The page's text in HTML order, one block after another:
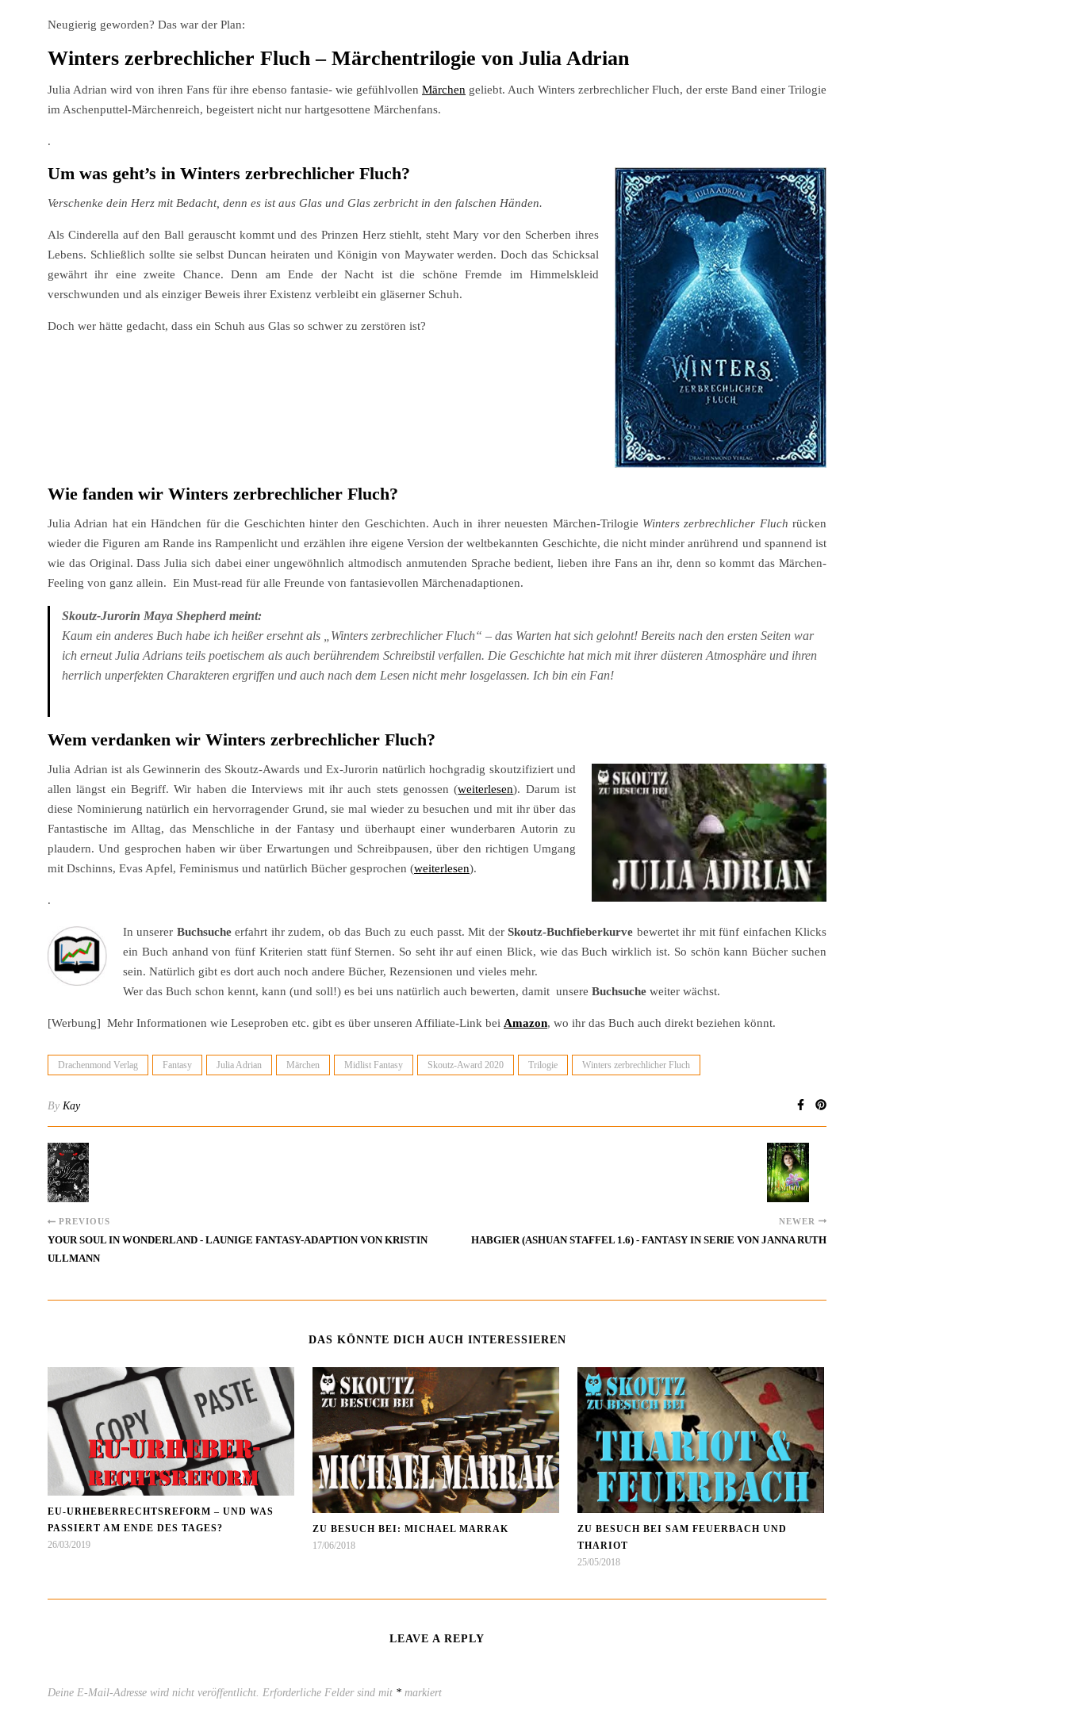
Neugierig geworden? Das war der Plan:
Winters zerbrechlicher Fluch – Märchentrilogie von Julia Adrian
Julia Adrian wird von ihren Fans für ihre ebenso fantasie- wie gefühlvollen Märchen geliebt. Auch Winters zerbrechlicher Fluch, der erste Band einer Trilogie
im Aschenputtel-Märchenreich, begeistert nicht nur hartgesottene Märchenfans.
.
Um was geht’s in Winters zerbrechlicher Fluch?
Verschenke dein Herz mit Bedacht, denn es ist aus Glas und Glas zerbricht in den falschen Händen.
Als Cinderella auf den Ball gerauscht kommt und des Prinzen Herz stiehlt, steht Mary vor den Scherben ihres
Lebens. Schließlich sollte sie selbst Duncan heiraten und Königin von Maywater werden. Doch das Schicksal
gewährt ihr eine zweite Chance. Denn am Ende der Nacht ist die schöne Fremde im Himmelskleid
verschwunden und als einziger Beweis ihrer Existenz verbleibt ein gläserner Schuh.
Doch wer hätte gedacht, dass ein Schuh aus Glas so schwer zu zerstören ist?
Wie fanden wir Winters zerbrechlicher Fluch?
Julia Adrian hat ein Händchen für die Geschichten hinter den Geschichten. Auch in ihrer neuesten Märchen-Trilogie Winters zerbrechlicher Fluch rücken
wieder die Figuren am Rande ins Rampenlicht und erzählen ihre eigene Version der weltbekannten Geschichte, die nicht minder anrührend und spannend ist
wie das Original. Dass Julia sich dabei einer ungewöhnlich altmodisch anmutenden Sprache bedient, lieben ihre Fans an ihr, denn so kommt das Märchen-
Feeling von ganz allein. Ein Must-read für alle Freunde von fantasievollen Märchenadaptionen.
Skoutz-Jurorin Maya Shepherd meint:
Kaum ein anderes Buch habe ich heißer ersehnt als „Winters zerbrechlicher Fluch“ – das Warten hat sich gelohnt! Bereits nach den ersten Seiten war
ich erneut Julia Adrians teils poetischem als auch berührendem Schreibstil verfallen. Die Geschichte hat mich mit ihrer düsteren Atmosphäre und ihren
herrlich unperfekten Charakteren ergriffen und auch nach dem Lesen nicht mehr losgelassen. Ich bin ein Fan!
Wem verdanken wir Winters zerbrechlicher Fluch?
Julia Adrian ist als Gewinnerin des Skoutz-Awards und Ex-Jurorin natürlich hochgradig skoutzifiziert und
allen längst ein Begriff. Wir haben die Interviews mit ihr auch stets genossen (weiterlesen). Darum ist
diese Nominierung natürlich ein hervorragender Grund, sie mal wieder zu besuchen und mit ihr über das
Fantastische im Alltag, das Menschliche in der Fantasy und überhaupt einer wunderbaren Autorin zu
plaudern. Und gesprochen haben wir über Erwartungen und Schreibpausen, über den richtigen Umgang
mit Dschinns, Evas Apfel, Feminismus und natürlich Bücher gesprochen (weiterlesen).
.
In unserer Buchsucheerfahrt ihr zudem, ob das Buch zu euch passt. Mit derSkoutz-Buchfieberkurve bewertet ihr mit fünf einfachen Klicks
ein Buch anhand von fünf Kriterien statt fünf Sternen. So seht ihr auf einen Blick, wie das Buch wirklich ist. So schön kann Bücher suchen
sein. Natürlich gibt es dort auch noch andere Bücher, Rezensionen und vieles mehr.
Wer das Buch schon kennt, kann (und soll!) es bei uns natürlich auch bewerten, damit unsere Buchsuche weiter wächst.
[Werbung] Mehr Informationen wie Leseproben etc. gibt es über unseren Affiliate-Link bei Amazon, wo ihr das Buch auch direkt beziehen könnt.
Drachenmond Verlag Fantasy Julia Adrian Märchen Midlist Fantasy Skoutz-Award 2020 Trilogie Winters zerbrechlicher Fluch
By Kay
PREVIOUS
YOUR SOUL IN WONDERLAND - LAUNIGE FANTASY-ADAPTION VON KRISTIN
ULLMANN
NEWER
HABGIER (ASHUAN STAFFEL 1.6) - FANTASY IN SERIE VON JANNA RUTH
DAS KÖNNTE DICH AUCH INTERESSIEREN
EU-URHEBERRECHTSREFORM – UND WAS
PASSIERT AM ENDE DES TAGES?
26/03/2019
ZU BESUCH BEI: MICHAEL MARRAK
17/06/2018
ZU BESUCH BEI SAM FEUERBACH UND
THARIOT
25/05/2018
LEAVE A REPLY
Deine E-Mail-Adresse wird nicht veröffentlicht. Erforderliche Felder sind mit * markiert